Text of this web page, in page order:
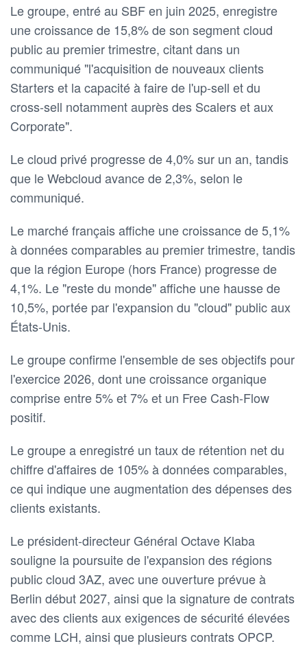
Le groupe, entré au SBF en ‌juin 2025, enregistre
une croissance de 15,8% de son segment cloud
public au premier trimestre, citant dans un
communiqué "l'acquisition de ​nouveaux clients
Starters et la capacité à faire de ⁠l'up-sell et du
cross-sell notamment auprès des Scalers et aux
Corporate".
Le cloud privé progresse de 4,0% sur ⁠un an, tandis
‍que le Webcloud avance de 2,3%, selon le
⁠communiqué.
Le marché français affiche une croissance de 5,1%
à données comparables au premier trimestre, tandis
que la région Europe (hors France) ​progresse de
4,1%. Le "reste du monde" affiche une hausse de
10,5%, portée par l'expansion du "cloud" public aux
États-Unis.
Le groupe confirme l'ensemble ⁠de ses objectifs pour
l'exercice 2026, dont une ​croissance organique
comprise entre 5% et 7% et ​un Free Cash-Flow ​
positif.
Le groupe a enregistré un taux de rétention net du
chiffre ​d'affaires de 105% à ⁠données comparables,
ce qui indique une augmentation des dépenses des
clients existants.
Le président-directeur Général Octave Klaba
souligne la poursuite de l'expansion des régions
public cloud 3AZ, avec une ouverture prévue à
Berlin ‌début 2027, ainsi que la signature de contrats
avec des clients aux exigences de sécurité élevées
comme LCH, ainsi que plusieurs contrats OPCP.